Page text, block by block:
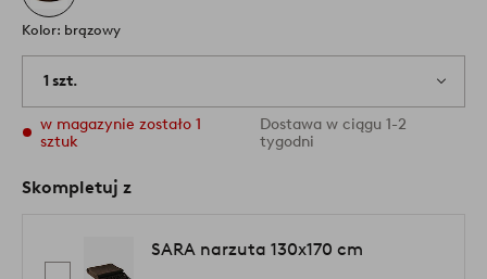
Kolor: brązowy
1 szt.
w magazynie zostało 1
sztuk
Dostawa w ciągu 1-2
tygodni
Skompletuj z
SARA narzuta 130x170 cm